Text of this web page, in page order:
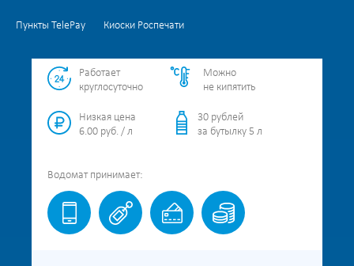
Пункты TelePay Киоски Роспечати
Работает
круглосуточно
Можно
не кипятить
Низкая цена
6.00 руб. / л
30 рублей
за бутылку 5 л
Водомат принимает: